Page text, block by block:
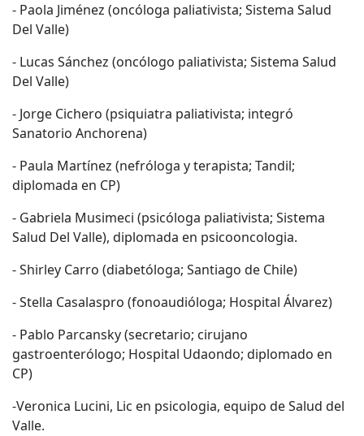
- Paola Jiménez (oncóloga paliativista; Sistema Salud
Del Valle)
- Lucas Sánchez (oncólogo paliativista; Sistema Salud
Del Valle)
- Jorge Cichero (psiquiatra paliativista; integró
Sanatorio Anchorena)
- Paula Martínez (nefróloga y terapista; Tandil;
diplomada en CP)
- Gabriela Musimeci (psicóloga paliativista; Sistema
Salud Del Valle), diplomada en psicooncologia.
- Shirley Carro (diabetóloga; Santiago de Chile)
- Stella Casalaspro (fonoaudióloga; Hospital Álvarez)
- Pablo Parcansky (secretario; cirujano
gastroenterólogo; Hospital Udaondo; diplomado en
CP)
-Veronica Lucini, Lic en psicologia, equipo de Salud del
Valle.